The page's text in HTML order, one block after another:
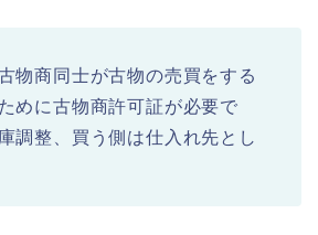
物商同士が古物の売買をする
めに古物商許可証が必要で
調整、買う側は仕入れ先とし